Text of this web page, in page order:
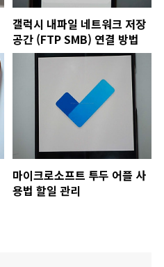
갤럭시 내파일 네트워크 저장
공간 (FTP SMB) 연결 방법
마이크로소프트 투두 어플 사
용법 할일 관리